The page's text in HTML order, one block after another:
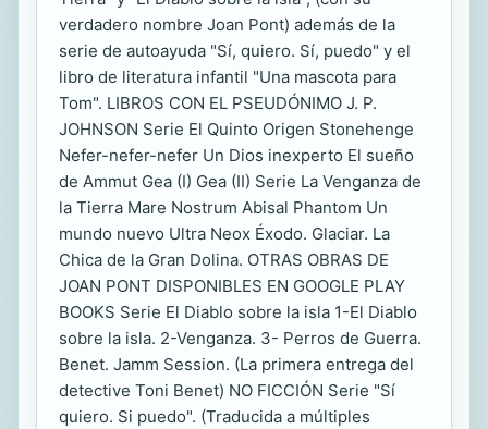
verdadero nombre Joan Pont) además de la
serie de autoayuda "Sí, quiero. Sí, puedo" y el
libro de literatura infantil "Una mascota para
Tom". LIBROS CON EL PSEUDÓNIMO J. P.
JOHNSON Serie El Quinto Origen Stonehenge
Nefer-nefer-nefer Un Dios inexperto El sueño
de Ammut Gea (I) Gea (II) Serie La Venganza de
la Tierra Mare Nostrum Abisal Phantom Un
mundo nuevo Ultra Neox Éxodo. Glaciar. La
Chica de la Gran Dolina. OTRAS OBRAS DE
JOAN PONT DISPONIBLES EN GOOGLE PLAY
BOOKS Serie El Diablo sobre la isla 1-El Diablo
sobre la isla. 2-Venganza. 3- Perros de Guerra.
Benet. Jamm Session. (La primera entrega del
detective Toni Benet) NO FICCIÓN Serie "Sí
quiero. Si puedo". (Traducida a múltiples